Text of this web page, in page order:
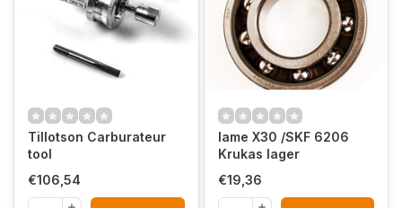
Tillotson Carburateur
tool
€106,54
Iame X30 /SKF 6206
Krukas lager
€19,36